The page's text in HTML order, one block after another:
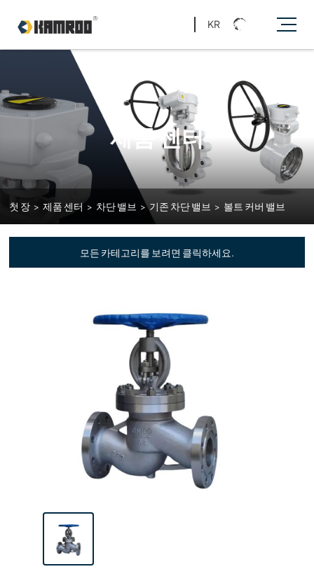
KR
제품 센터
첫 장 > 제품 센터 > 차단 밸브 > 기존 차단 밸브 > 볼트 커버 밸브
모든 카테고리를 보려면 클릭하세요.